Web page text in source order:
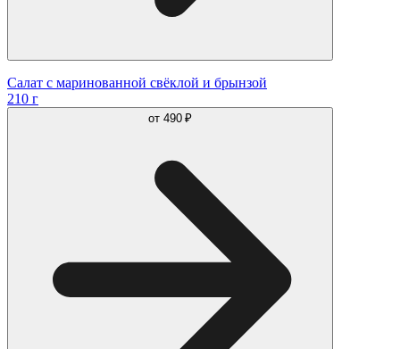
Салат с маринованной свёклой и брынзой
210 г
от 490 ₽